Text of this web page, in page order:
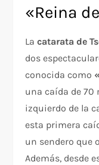
«Reina
Lacatarata de
dos
conocida como
una caída de 70
izquierdo de la
esta primera
un sendero que
Además, desde